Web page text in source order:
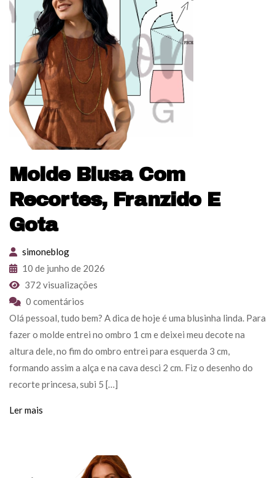
Molde Blusa Com
Recortes, Franzido E
Gota
simoneblog
10 de junho de 2026
372 visualizações
0 comentários
Olá pessoal, tudo bem? A dica de hoje é uma blusinha linda. Para
fazer o molde entrei no ombro 1 cm e deixei meu decote na
altura dele, no fim do ombro entrei para esquerda 3 cm,
formando assim a alça e na cava desci 2 cm. Fiz o desenho do
recorte princesa, subi 5 […]
Ler mais